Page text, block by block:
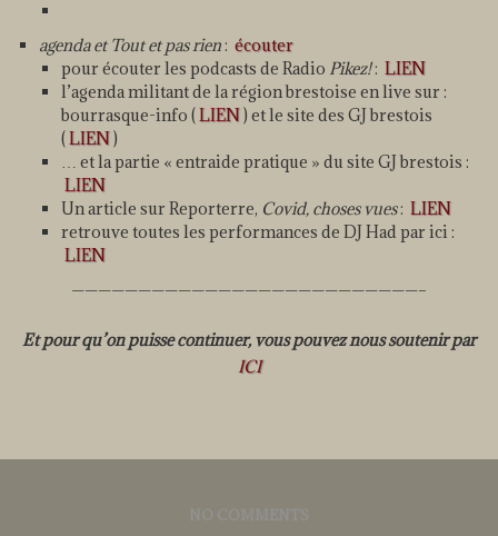
agenda et Tout et pas rien: écouter
pour écouter les podcasts de Radio Pikez!: LIEN
l’agenda militant de la région brestoise en live sur :
bourrasque-info ( LIEN) et le site des GJ brestois
( LIEN)
… et la partie « entraide pratique » du site GJ brestois :
LIEN
Un article sur Reporterre, Covid, choses vues: LIEN
retrouve toutes les performances de DJ Had par ici :
LIEN
——————————————————————————–
Et pour qu’on puisse continuer, vous pouvez nous soutenir par
ICI
NO COMMENTS